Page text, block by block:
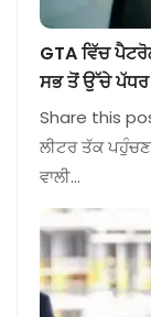
GTA ਵਿੱਚ
ਸਭ ਤੋਂ ਉੱਚੇ ਪੱਧਰ
Share this
ਲੀਟਰ ਤੱਕ
ਵਾਲੀ…